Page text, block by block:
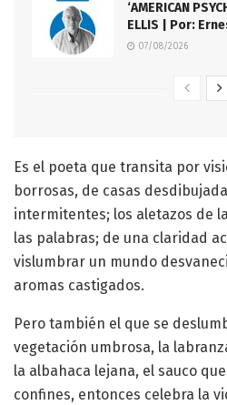
‘AMERICAN
ELLIS | Por:
07/08/2026
Es el poeta que transita por
borrosas, de casas
intermitentes; los aletazos de
las palabras; de una claridad
vislumbrar un mundo
aromas castigados.
Pero también el que se
vegetación umbrosa, la
la albahaca lejana, el sauco
confines, entonces celebra la